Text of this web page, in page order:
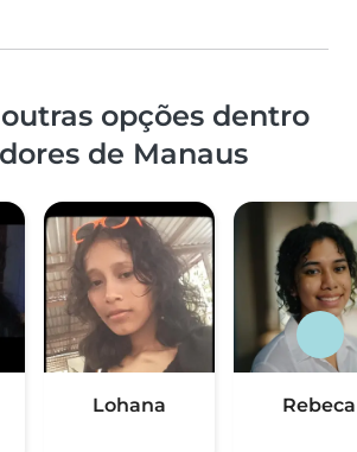
opções dentro
de Manaus
Lohana Rebeca